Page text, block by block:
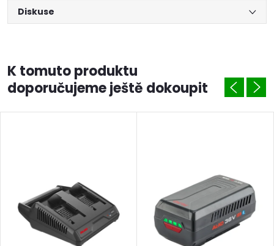
Diskuse
K tomuto produktu
doporučujeme ještě dokoupit